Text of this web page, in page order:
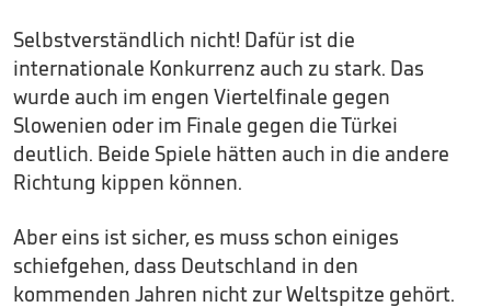
Selbstverständlich nicht! Dafür ist die
internationale Konkurrenz auch zu stark. Das
wurde auch im engen Viertelfinale gegen
Slowenien oder im Finale gegen die Türkei
deutlich. Beide Spiele hätten auch in die andere
Richtung kippen können.
Aber eins ist sicher, es muss schon einiges
schiefgehen, dass Deutschland in den
kommenden Jahren nicht zur Weltspitze gehört.